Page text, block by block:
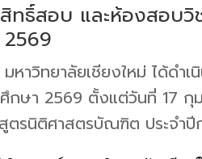
ทธิ์สอบ และห้องสอบวิ
2569
าวิทยาลัยเชียงใหม่ ได้ดำ
ศึกษา 2569 ตั้งแต่วันที่ 17
ตรนิติศาสตรบัณฑิต ประจำ